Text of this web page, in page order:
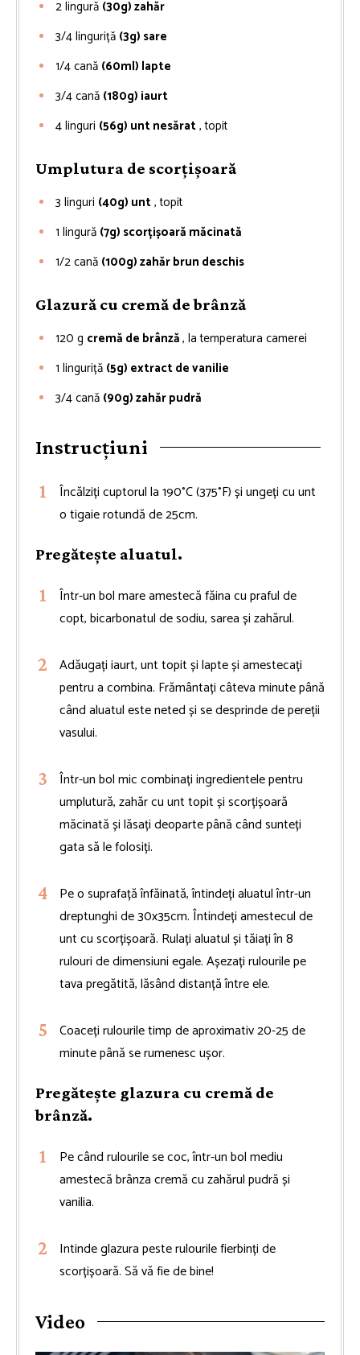
2lingură (30g) zahăr
3/4linguriță (3g) sare
1/4cană (60ml) lapte
3/4cană (180g) iaurt
4linguri (56g) unt nesărat, topit
Umplutura de scorțișoară
3 linguri (40g) unt, topit
1 lingură (7g) scorțișoară măcinată
1/2cană (100g) zahăr brun deschis
Glazură cu cremă de brânză
120 g cremă de brânză, la temperatura camerei
1 linguriță (5g) extract de vanilie
3/4cană (90g) zahăr pudră
Instrucțiuni
Încălziți cuptorul la 190°C (375°F) și ungeți cu unt
o tigaie rotundă de 25cm.
Pregătește aluatul.
Într-un bol mare amestecă făina cu praful de
copt, bicarbonatul de sodiu, sarea și zahărul.
Adăugați iaurt, unt topit și lapte și amestecați
pentru a combina. Frământați câteva minute până
când aluatul este neted și se desprinde de pereții
vasului.
Într-un bol mic combinați ingredientele pentru
umplutură, zahăr cu unt topit și scorțișoară
măcinată și lăsați deoparte până când sunteți
gata să le folosiți.
Pe o suprafață înfăinată, întindeți aluatul într-un
dreptunghi de 30x35cm. Întindeți amestecul de
unt cu scorțișoară. Rulați aluatul și tăiați în 8
rulouri de dimensiuni egale. Așezați rulourile pe
tava pregătită, lăsând distanță între ele.
Coaceți rulourile timp de aproximativ 20-25 de
minute până se rumenesc ușor.
Pregătește glazura cu cremă de
brânză.
Pe când rulourile se coc, într-un bol mediu
amestecă brânza cremă cu zahărul pudră și
vanilia.
Intinde glazura peste rulourile fierbinți de
scorțișoară. Să vă fie de bine!
Video